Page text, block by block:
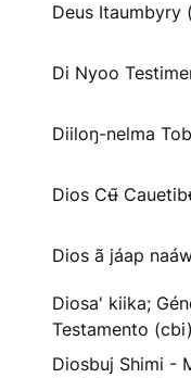
Deus Itaumbyry
Di Nyoo
Diiloŋ-nelma
Dios Cʉ̃
Dios ã jáap
Diosa' kiika;
Testamento (cbi)
Diosbuj Shimi -